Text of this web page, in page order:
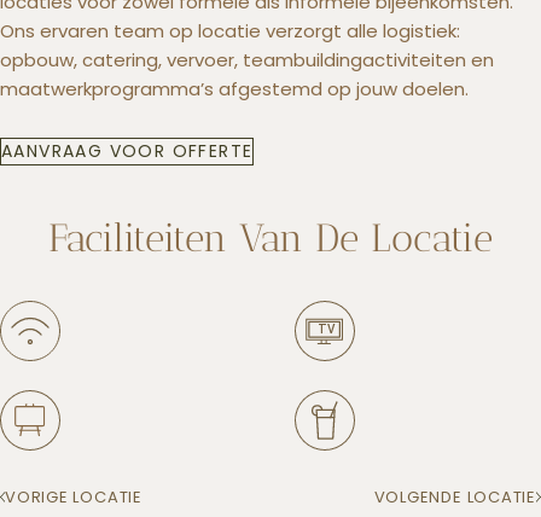
Ons ervaren team op locatie verzorgt alle logistiek:
opbouw, catering, vervoer, teambuildingactiviteiten en
maatwerkprogramma’s afgestemd op jouw doelen.
AANVRAAG VOOR OFFERTE
Faciliteiten Van De Locatie
VORIGE LOCATIE VOLGENDE LOCATIE